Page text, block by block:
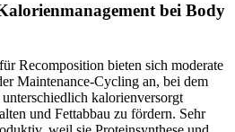
bei Body
Recomposition bieten sich moderate
Maintenance‑Cycling an, bei dem
kalorienversorgt
und Fettabbau zu fördern. Sehr